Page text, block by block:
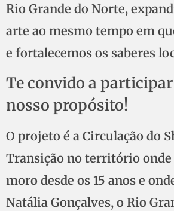
Rio Grande do Norte,
arte ao mesmo tempo em
e fortalecemos os saberes
Te convido a
nosso propósito!
O projeto é a Circulação do
Transição no território onde
moro desde os 15 anos e
Natália Gonçalves, o Rio